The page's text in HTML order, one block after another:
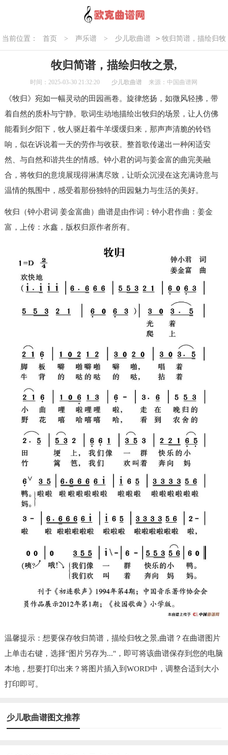
当前位置： 首页 > 声乐谱 > 少儿歌曲谱 > 牧归简谱，描绘归牧
牧归简谱，描绘归牧之景,
时间：2025-03-30 21:32:20 少儿歌曲谱 来源：中国曲谱网
《牧归》宛如一幅灵动的田园画卷。旋律悠扬，如微风轻拂，带
着自然的质朴与宁静。歌词生动地描绘出牧归的场景，让人仿佛
能看到夕阳下，牧人驱赶着牛羊缓缓归来，那声声清脆的铃铛
响，似在诉说着一天的劳作与收获。整首歌传递出一种闲适安
然、与自然和谐共生的情感。钟小君的词与姜金富的曲完美融
合，将牧归的意境展现得淋漓尽致，让听众沉浸在这充满诗意与
温情的氛围中，感受着那份独特的田园魅力与生活的美好。
牧归（钟小君词 姜金富曲）曲谱是由作词：钟小君作曲：姜金
富，上传：水鑫，版权归原作者所有。
温馨提示：想要保存牧归简谱，描绘归牧之景,曲谱？在曲谱图片
上单击右键，选择"图片另存为..."，即可将该曲谱保存到您的电脑
本地，想要打印出来？将图片插入到WORD中，调整合适到大小
打印即可。
少儿歌曲谱图文推荐